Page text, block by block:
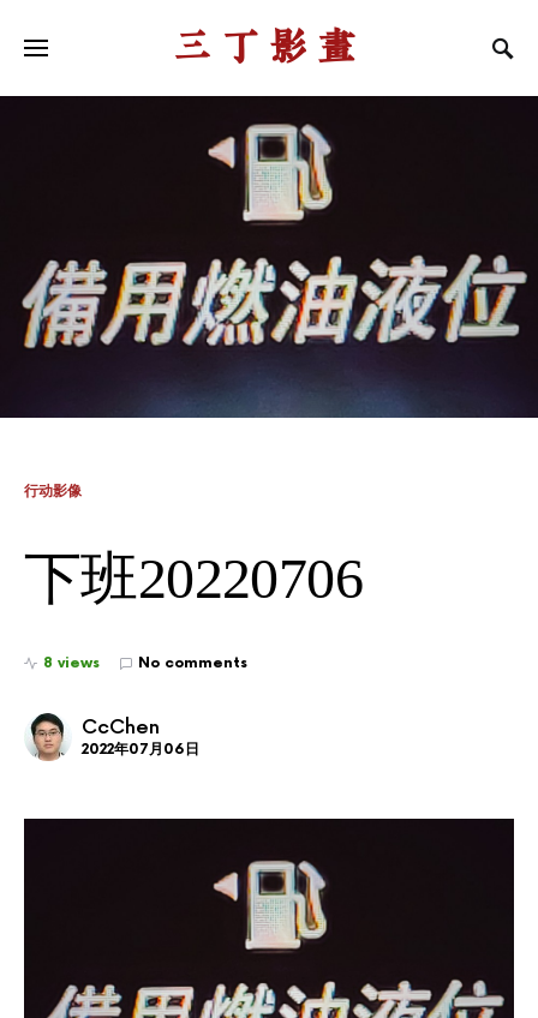
三丁影画
行动影像
下班20220706
8 views No comments
CcChen
2022年07月06日